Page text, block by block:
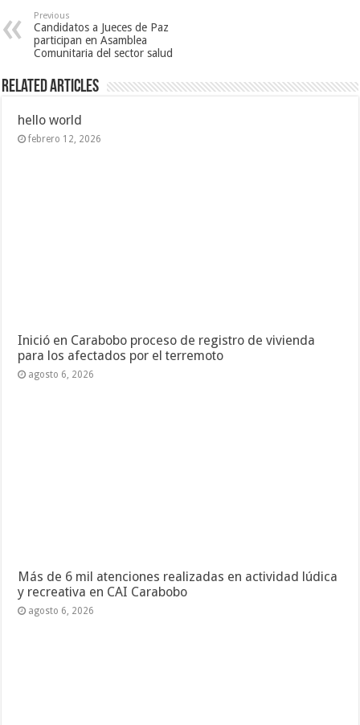
Previous
Candidatos a Jueces de Paz
participan en Asamblea
Comunitaria del sector salud
Related Articles
hello world
febrero 12, 2026
Inició en Carabobo proceso de registro de vivienda
para los afectados por el terremoto
agosto 6, 2026
Más de 6 mil atenciones realizadas en actividad lúdica
y recreativa en CAI Carabobo
agosto 6, 2026